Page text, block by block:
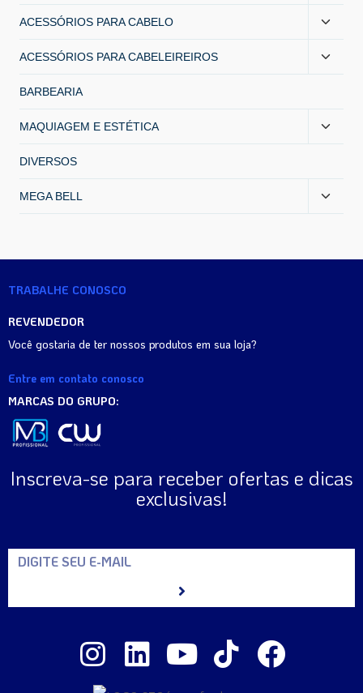
ACESSÓRIOS PARA CABELO
ACESSÓRIOS PARA CABELEIREIROS
BARBEARIA
MAQUIAGEM E ESTÉTICA
DIVERSOS
MEGA BELL
TRABALHE CONOSCO
REVENDEDOR
Você gostaria de ter nossos produtos em sua loja?
Entre em contato conosco
MARCAS DO GRUPO:
Inscreva-se para receber ofertas e dicas
exclusivas!